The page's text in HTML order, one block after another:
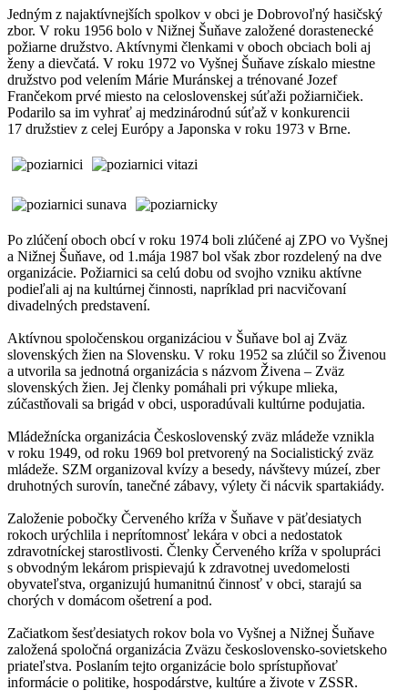
Jedným z najaktívnejších spolkov v obci je Dobrovoľný hasičský
zbor. V roku 1956 bolo v Nižnej Šuňave založené dorastenecké
požiarne družstvo. Aktívnymi členkami v oboch obciach boli aj
ženy a dievčatá. V roku 1972 vo Vyšnej Šuňave získalo miestne
družstvo pod velením Márie Muránskej a trénované Jozef
Frančekom prvé miesto na celoslovenskej súťaži požiarničiek.
Podarilo sa im vyhrať aj medzinárodnú súťaž v konkurencii
17 družstiev z celej Európy a Japonska v roku 1973 v Brne.
Po zlúčení oboch obcí v roku 1974 boli zlúčené aj ZPO vo Vyšnej
a Nižnej Šuňave, od 1.mája 1987 bol však zbor rozdelený na dve
organizácie. Požiarnici sa celú dobu od svojho vzniku aktívne
podieľali aj na kultúrnej činnosti, napríklad pri nacvičovaní
divadelných predstavení.
Aktívnou spoločenskou organizáciou v Šuňave bol aj Zväz
slovenských žien na Slovensku. V roku 1952 sa zlúčil so Živenou
a utvorila sa jednotná organizácia s názvom Živena – Zväz
slovenských žien. Jej členky pomáhali pri výkupe mlieka,
zúčastňovali sa brigád v obci, usporadúvali kultúrne podujatia.
Mládežnícka organizácia Československý zväz mládeže vznikla
v roku 1949, od roku 1969 bol pretvorený na Socialistický zväz
mládeže. SZM organizoval kvízy a besedy, návštevy múzeí, zber
druhotných surovín, tanečné zábavy, výlety či nácvik spartakiády.
Založenie pobočky Červeného kríža v Šuňave v päťdesiatych
rokoch urýchlila i neprítomnosť lekára v obci a nedostatok
zdravotníckej starostlivosti. Členky Červeného kríža v spolupráci
s obvodným lekárom prispievajú k zdravotnej uvedomelosti
obyvateľstva, organizujú humanitnú činnosť v obci, starajú sa
chorých v domácom ošetrení a pod.
Začiatkom šesťdesiatych rokov bola vo Vyšnej a Nižnej Šuňave
založená spoločná organizácia Zväzu československo-sovietskeho
priateľstva. Poslaním tejto organizácie bolo sprístupňovať
informácie o politike, hospodárstve, kultúre a živote v ZSSR.